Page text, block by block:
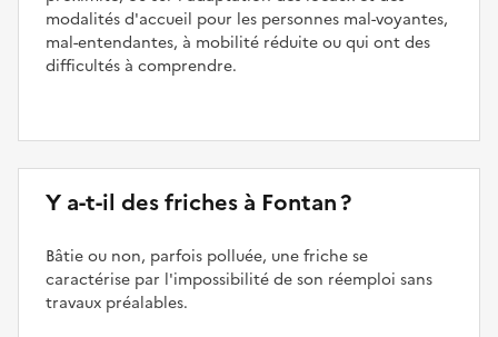
modalités d'accueil pour les personnes mal-voyantes,
mal-entendantes, à mobilité réduite ou qui ont des
difficultés à comprendre.
Y a-t-il des friches à Fontan ?
Bâtie ou non, parfois polluée, une friche se
caractérise par l'impossibilité de son réemploi sans
travaux préalables.